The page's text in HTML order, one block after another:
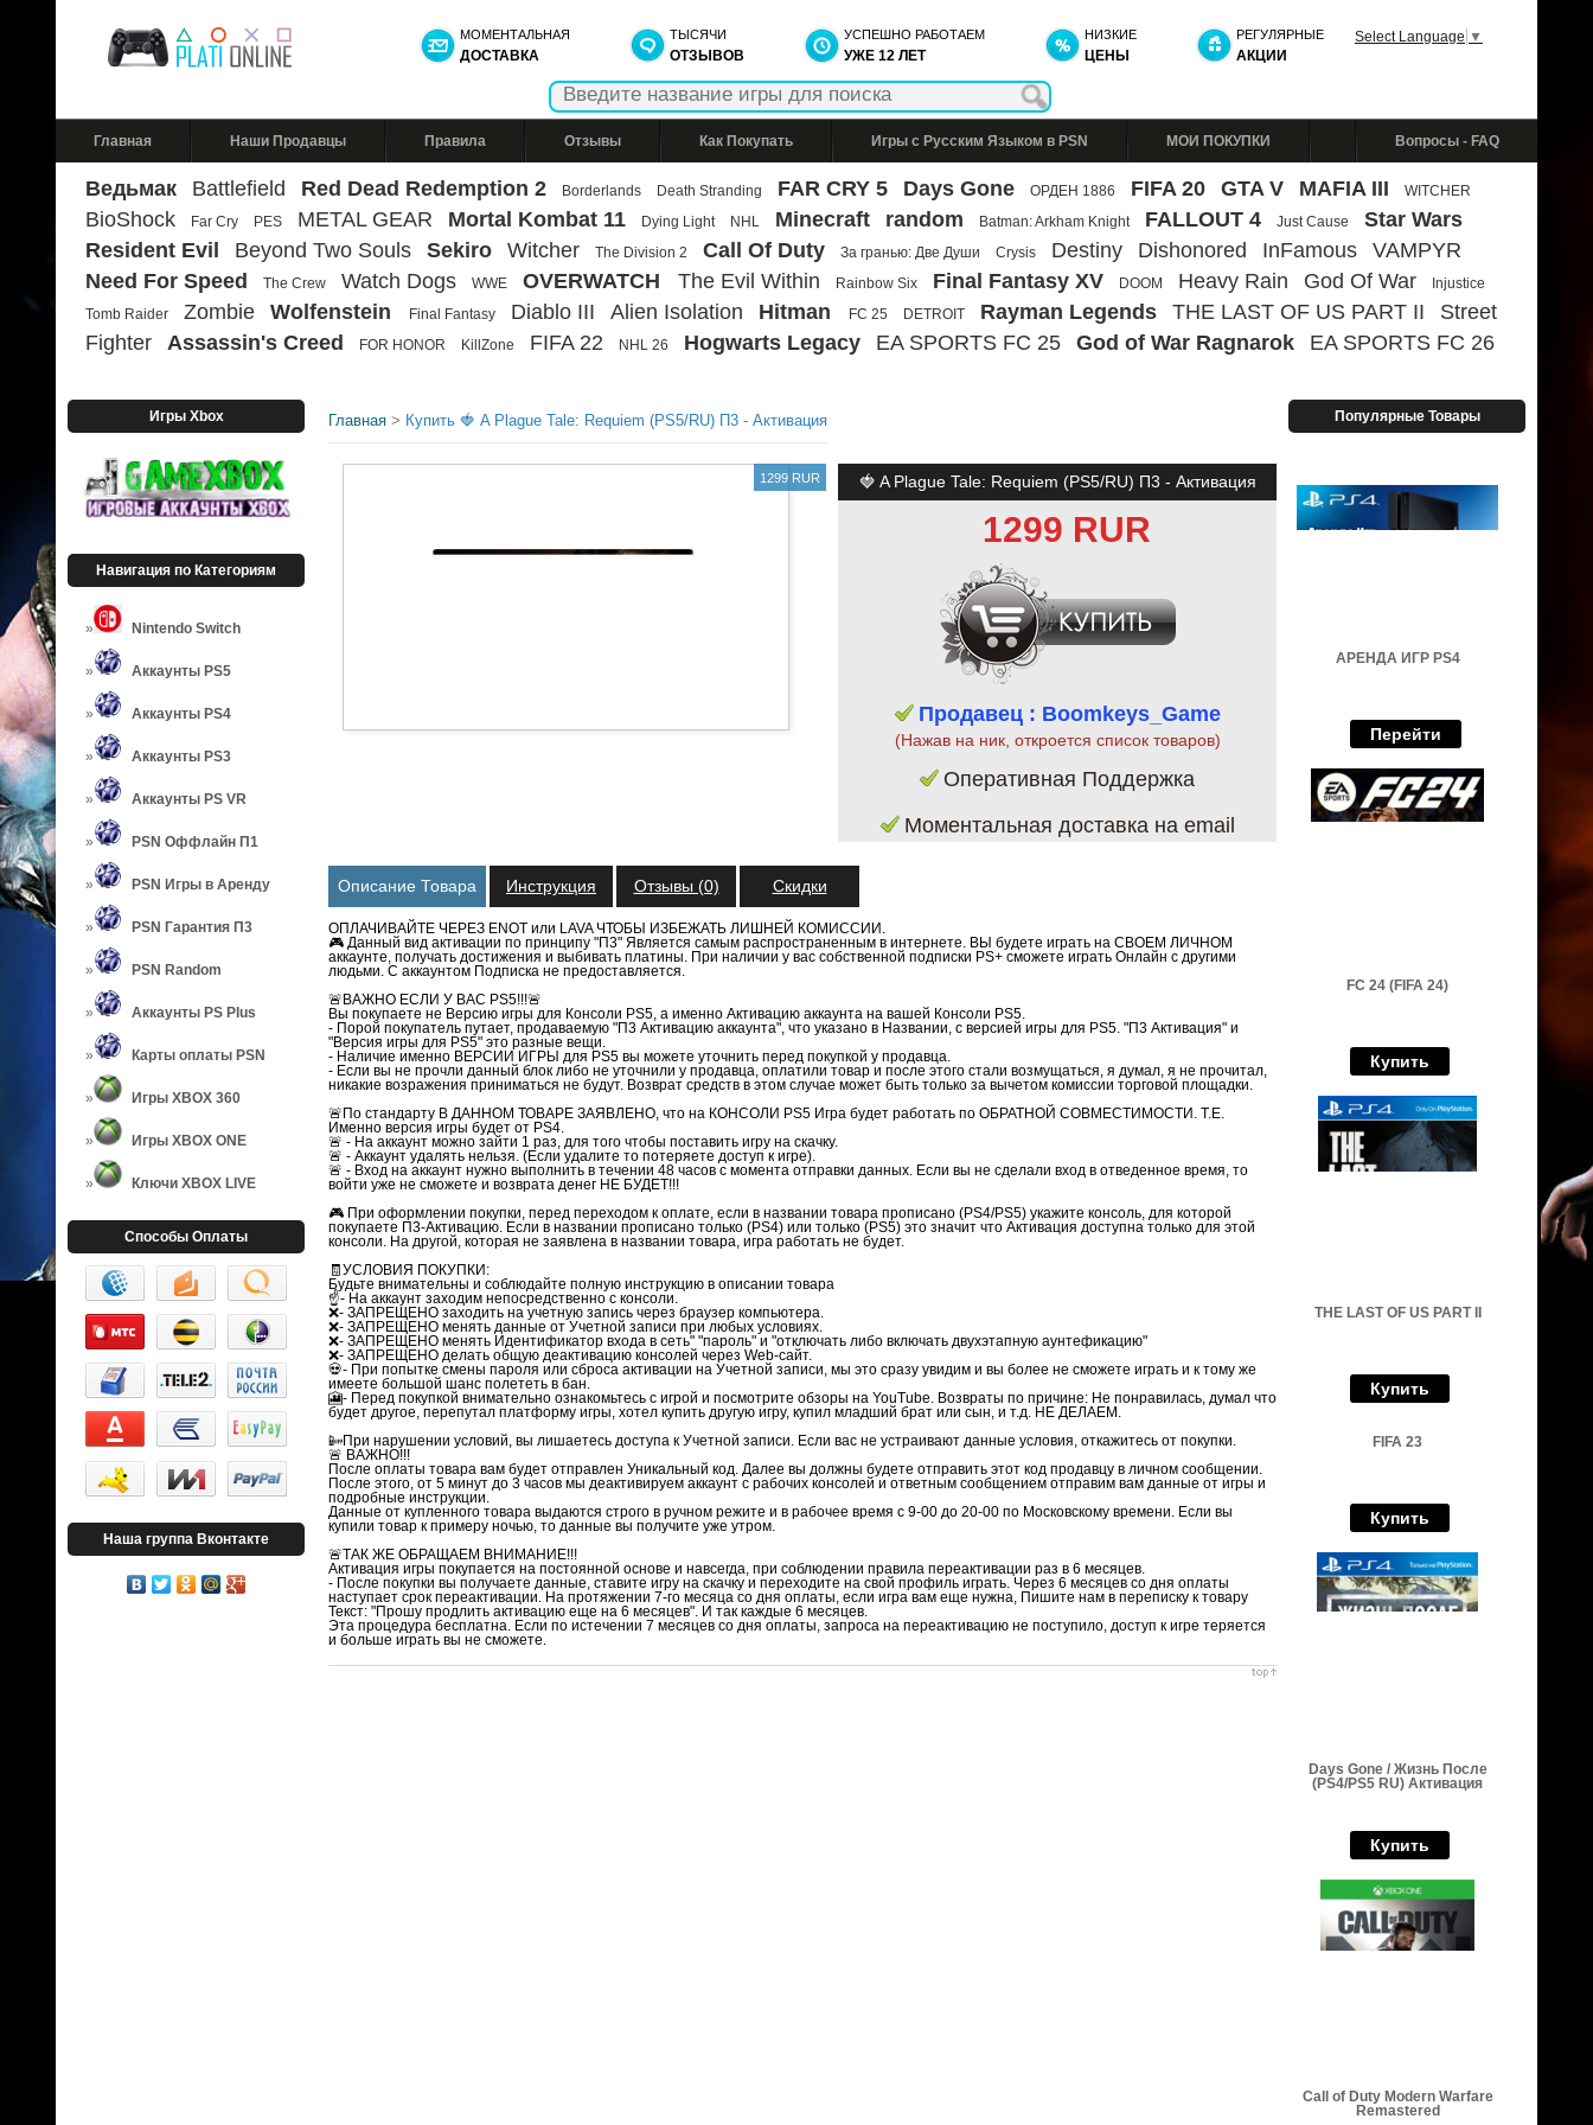
МОМЕНТАЛЬНАЯ
ДОСТАВКА
ТЫСЯЧИ
ОТЗЫВОВ
УСПЕШНО РАБОТАЕМ
УЖЕ 12 ЛЕТ
НИЗКИЕ
ЦЕНЫ
РЕГУЛЯРНЫЕ
АКЦИИ
Select Language ▼
Главная Наши Продавцы Правила Отзывы Как Покупать Игры с Русским Языком в PSN МОИ ПОКУПКИ Вопросы - FAQ
Ведьмак Battlefield Red Dead Redemption 2 Borderlands Death Stranding FAR CRY 5 Days Gone ОРДЕН 1886 FIFA 20 GTA V MAFIA III WITCHER
BioShock Far Cry PES METAL GEAR Mortal Kombat 11 Dying Light NHL Minecraft random Batman: Arkham Knight FALLOUT 4 Just Cause
Star Wars
Resident Evil
Beyond Two Souls Sekiro Witcher The Division 2 Call Of Duty За гранью: Две Души Crysis Destiny Dishonored InFamous
VAMPYR
Need For Speed
The Crew Watch Dogs WWE OVERWATCH The Evil Within Rainbow Six Final Fantasy XV DOOM Heavy Rain God Of War
Injustice
Tomb Raider
Zombie Wolfenstein Final Fantasy Diablo III Alien Isolation Hitman FC 25 DETROIT Rayman Legends THE LAST OF US PART II
Street
Fighter
Assassin's Creed FOR HONOR KillZone FIFA 22 NHL 26 Hogwarts Legacy EA SPORTS FC 25 God of War Ragnarok EA SPORTS FC 26
Игры Xbox
Навигация по Категориям
Nintendo Switch
Аккаунты PS5
Аккаунты PS4
Аккаунты PS3
Аккаунты PS VR
PSN Оффлайн П1
PSN Игры в Аренду
PSN Гарантия П3
PSN Random
Аккаунты PS Plus
Карты оплаты PSN
Игры XBOX 360
Игры XBOX ONE
Ключи XBOX LIVE
Способы Оплаты
Наша группа Вконтакте
Популярные Товары
АРЕНДА ИГР PS4
Перейти
FC 24 (FIFA 24)
Купить
THE LAST OF US PART II
Купить
FIFA 23
Купить
Days Gone / Жизнь После
(PS4/PS5 RU) Активация
Купить
Call of Duty Modern Warfare
Remastered
Главная > Купить 🍓 A Plague Tale: Requiem (PS5/RU) П3 - Активация
1299 RUR 🍓 A Plague Tale: Requiem (PS5/RU) П3 - Активация
1299 RUR
Продавец : Boomkeys_Game
(Нажав на ник, откроется список товаров)
Оперативная Поддержка
Моментальная доставка на email
Описание Товара Инструкция Отзывы (0) Скидки
ОПЛАЧИВАЙТЕ ЧЕРЕЗ ENOT или LAVA ЧТОБЫ ИЗБЕЖАТЬ ЛИШНЕЙ КОМИССИИ.
🎮 Данный вид активации по принципу "П3" Является самым распространенным в интернете. ВЫ будете играть на СВОЕМ ЛИЧНОМ
аккаунте, получать достижения и выбивать платины. При наличии у вас собственной подписки PS+ сможете играть Онлайн с другими
людьми. С аккаунтом Подписка не предоставляется.
🚨ВАЖНО ЕСЛИ У ВАС PS5!!!🚨
Вы покупаете не Версию игры для Консоли PS5, а именно Активацию аккаунта на вашей Консоли PS5.
- Порой покупатель путает, продаваемую "П3 Активацию аккаунта", что указано в Названии, с версией игры для PS5. "П3 Активация" и
"Версия игры для PS5" это разные вещи.
- Наличие именно ВЕРСИИ ИГРЫ для PS5 вы можете уточнить перед покупкой у продавца.
- Если вы не прочли данный блок либо не уточнили у продавца, оплатили товар и после этого стали возмущаться, я думал, я не прочитал,
никакие возражения приниматься не будут. Возврат средств в этом случае может быть только за вычетом комиссии торговой площадки.
🚨По стандарту В ДАННОМ ТОВАРЕ ЗАЯВЛЕНО, что на КОНСОЛИ PS5 Игра будет работать по ОБРАТНОЙ СОВМЕСТИМОСТИ. Т.Е.
Именно версия игры будет от PS4.
🚨 - На аккаунт можно зайти 1 раз, для того чтобы поставить игру на скачку.
🚨 - Аккаунт удалять нельзя. (Если удалите то потеряете доступ к игре).
🚨 - Вход на аккаунт нужно выполнить в течении 48 часов с момента отправки данных. Если вы не сделали вход в отведенное время, то
войти уже не сможете и возврата денег НЕ БУДЕТ!!!
🎮 При оформлении покупки, перед переходом к оплате, если в названии товара прописано (PS4/PS5) укажите консоль, для которой
покупаете П3-Активацию. Если в названии прописано только (PS4) или только (PS5) это значит что Активация доступна только для этой
консоли. На другой, которая не заявлена в названии товара, игра работать не будет.
🧾УСЛОВИЯ ПОКУПКИ:
Будьте внимательны и соблюдайте полную инструкцию в описании товара
☝- На аккаунт заходим непосредственно с консоли.
❌- ЗАПРЕЩЕНО заходить на учетную запись через браузер компьютера.
❌- ЗАПРЕЩЕНО менять данные от Учетной записи при любых условиях.
❌- ЗАПРЕЩЕНО менять Идентификатор входа в сеть" "пароль" и "отключать либо включать двухэтапную аунтефикацию"
❌- ЗАПРЕЩЕНО делать общую деактивацию консолей через Web-сайт.
💀- При попытке смены пароля или сброса активации на Учетной записи, мы это сразу увидим и вы более не сможете играть и к тому же
имеете большой шанс полететь в бан.
🎦- Перед покупкой внимательно ознакомьтесь с игрой и посмотрите обзоры на YouTube. Возвраты по причине: Не понравилась, думал что
будет другое, перепутал платформу игры, хотел купить другую игру, купил младший брат или сын, и т.д. НЕ ДЕЛАЕМ.
📴При нарушении условий, вы лишаетесь доступа к Учетной записи. Если вас не устраивают данные условия, откажитесь от покупки.
🚨 ВАЖНО!!!
После оплаты товара вам будет отправлен Уникальный код. Далее вы должны будете отправить этот код продавцу в личном сообщении.
После этого, от 5 минут до 3 часов мы деактивируем аккаунт с рабочих консолей и ответным сообщением отправим вам данные от игры и
подробные инструкции.
Данные от купленного товара выдаются строго в ручном режите и в рабочее время с 9-00 до 20-00 по Московскому времени. Если вы
купили товар к примеру ночью, то данные вы получите уже утром.
🚨ТАК ЖЕ ОБРАЩАЕМ ВНИМАНИЕ!!!
Активация игры покупается на постоянной основе и навсегда, при соблюдении правила переактивации раз в 6 месяцев.
- После покупки вы получаете данные, ставите игру на скачку и переходите на свой профиль играть. Через 6 месяцев со дня оплаты
наступает срок переактивации. На протяжении 7-го месяца со дня оплаты, если игра вам еще нужна, Пишите нам в переписку к товару
Текст: "Прошу продлить активацию еще на 6 месяцев". И так каждые 6 месяцев.
Эта процедура бесплатна. Если по истечении 7 месяцев со дня оплаты, запроса на переактивацию не поступило, доступ к игре теряется
и больше играть вы не сможете.